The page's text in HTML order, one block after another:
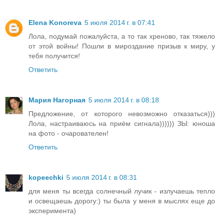
Elena Konoreva 5 июля 2014 г. в 07:41
Лола, подумай пожалуйста, а то так хреново, так тяжело
от этой войны! Пошли в мироздание призыв к миру, у
тебя получится!
Ответить
Мария Нагорная 5 июля 2014 г. в 08:18
Предложение, от которого невозможно отказаться)))
Лола, настраиваюсь на приём сигнала)))))) ЗЫ: юноша
на фото - очарователен!
Ответить
kopeechki 5 июля 2014 г. в 08:31
для меня ты всегда солнечный лучик - излучаешь тепло
и освещаешь дорогу:) ты была у меня в мыслях еще до
эксперимента)